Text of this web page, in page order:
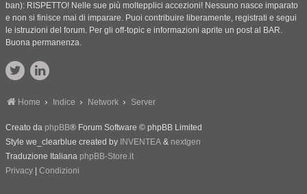
ban): RISPETTO! Nelle sue più moltepplici accezioni! Nessuno nasce imparato
e non si finisce mai di imparare. Puoi contribuire liberamente, registrati e segui
le istruzioni del forum. Per gli off-topic e informazioni aprite un post al BAR.
Buona permanenza.
Home Indice Network Server
Creato da phpBB® Forum Software © phpBB Limited
Style we_clearblue created by INVENTEA & nextgen
Traduzione Italiana phpBB-Store.it
Privacy
Condizioni